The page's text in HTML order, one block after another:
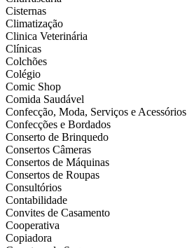
Cisternas
Climatização
Clinica Veterinária
Clínicas
Colchões
Colégio
Comic Shop
Comida Saudável
Confecção, Moda, Serviços e Acessórios
Confecções e Bordados
Conserto de Brinquedo
Consertos Câmeras
Consertos de Máquinas
Consertos de Roupas
Consultórios
Contabilidade
Convites de Casamento
Cooperativa
Copiadora